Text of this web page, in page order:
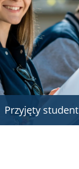
Przyjęty student